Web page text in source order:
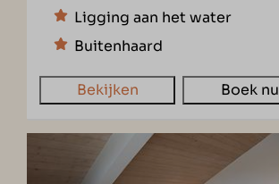
Ligging aan het water
Buitenhaard
Bekijken Boek nu